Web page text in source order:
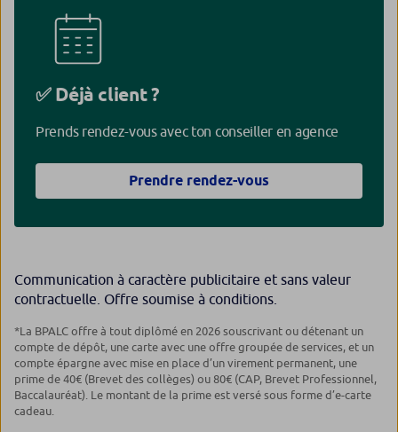
✅ Déjà client ?
Prends rendez-vous avec ton conseiller en agence
Prendre rendez-vous
Communication à caractère publicitaire et sans valeur
contractuelle. Offre soumise à conditions.
*La BPALC offre à tout diplômé en 2026 souscrivant ou détenant un
compte de dépôt, une carte avec une offre groupée de services, et un
compte épargne avec mise en place d’un virement permanent, une
prime de 40€ (Brevet des collèges) ou 80€ (CAP, Brevet Professionnel,
Baccalauréat). Le montant de la prime est versé sous forme d’e-carte
cadeau.